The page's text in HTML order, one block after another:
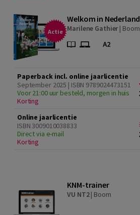
Actie
Welkom in
Marilene Gathier | Boom
Paperback incl. online jaarlicentie
September 2025 | ISBN 9789024473151
Voor 21:00 uur besteld, morgen in huis
Korting
Online jaarlicentie
ISBN 3009010038833
Direct via e-mail
Korting
KNM-trainer
VU NT2| Boom